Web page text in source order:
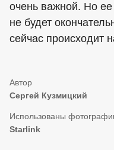
очень важной. Но
не будет
сейчас происходит
Сергей Кузмицкий
Starlink